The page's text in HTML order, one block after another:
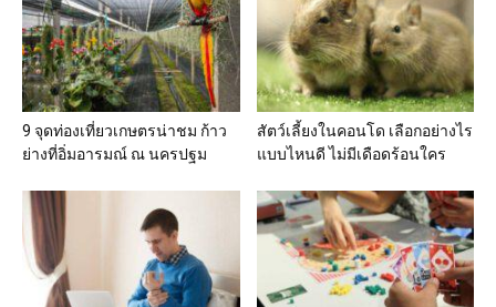
9 จุดท่องเที่ยวเกษตรน่าชม ก้าว
ย่างที่อิ่มอารมณ์ ณ นครปฐม
สัตว์เลี้ยงในคอนโด เลือกอย่างไร
แบบไหนดี ไม่มีเดือดร้อนใคร